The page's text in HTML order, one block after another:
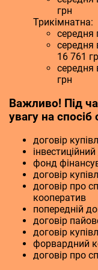
грн
Трикімнатна:
середня
16 761
середня
грн
Важливо! Під
увагу на
договір
фонд
договір
договір про
кооператив
попередній
договір
договір
форвардний
договір про